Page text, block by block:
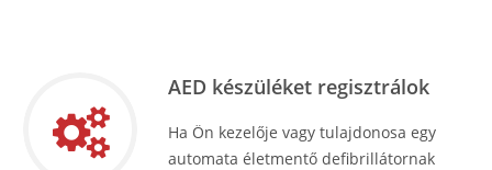
AED készüléket regisztrálok
Ha Ön kezelője vagy tulajdonosa egy
automata életmentő defibrillátornak